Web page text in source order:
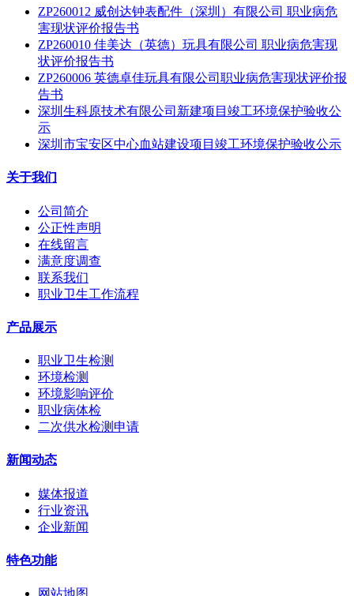
ZP260012 威创达钟表配件（深圳）有限公司 职业病危
害现状评价报告书
ZP260010 佳美达（英德）玩具有限公司 职业病危害现
状评价报告书
ZP260006 英德卓佳玩具有限公司职业病危害现状评价报
告书
深圳生科原技术有限公司新建项目竣工环境保护验收公
示
深圳市宝安区中心血站建设项目竣工环境保护验收公示
关于我们
公司简介
公正性声明
在线留言
满意度调查
联系我们
职业卫生工作流程
产品展示
职业卫生检测
环境检测
环境影响评价
职业病体检
二次供水检测申请
新闻动态
媒体报道
行业资讯
企业新闻
特色功能